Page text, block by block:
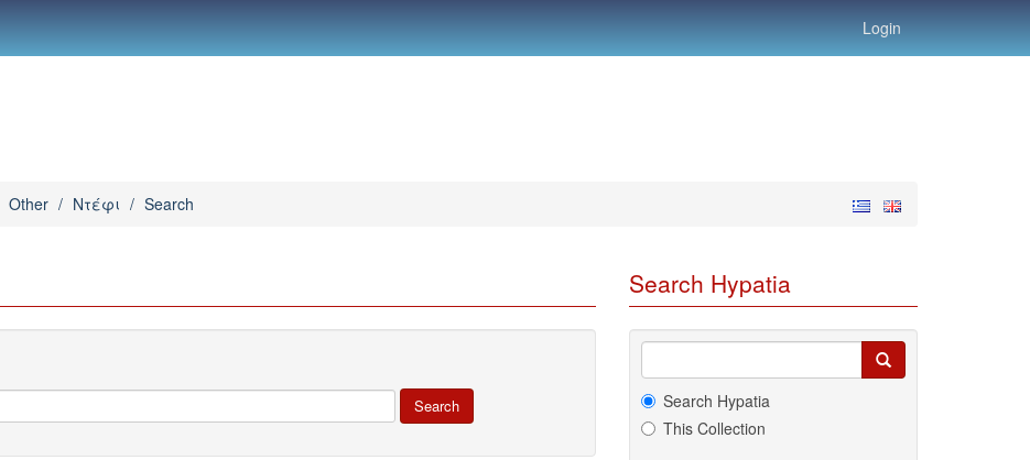
Login
Other / Ντέφι / Search
Search Hypatia
Search Hypatia
This Collection